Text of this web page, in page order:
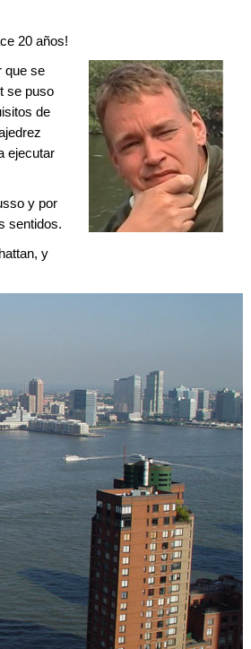
20 años!
que se
se puso
de
ejecutar
y por
sentidos.
y